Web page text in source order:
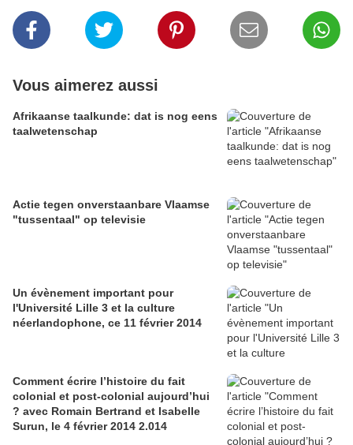
Vous aimerez aussi
Afrikaanse taalkunde: dat is nog eens
taalwetenschap
Actie tegen onverstaanbare Vlaamse
"tussentaal" op televisie
Un évènement important pour
l'Université Lille 3 et la culture
néerlandophone, ce 11 février 2014
Comment écrire l’histoire du fait
colonial et post-colonial aujourd’hui
? avec Romain Bertrand et Isabelle
Surun, le 4 février 2014 2.014